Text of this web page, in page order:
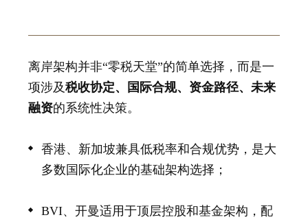
离岸架构并非“零税天堂”的简单选择，而是一
项涉及税收协定、国际合规、资金路径、未来
融资的系统性决策。
香港、新加坡兼具低税率和合规优势，是大
多数国际化企业的基础架构选择；
BVI、开曼适用于顶层控股和基金架构，配